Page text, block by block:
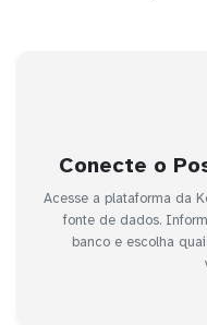
Conecte o
Acesse a plataforma da
fonte de dados.
banco e escolha